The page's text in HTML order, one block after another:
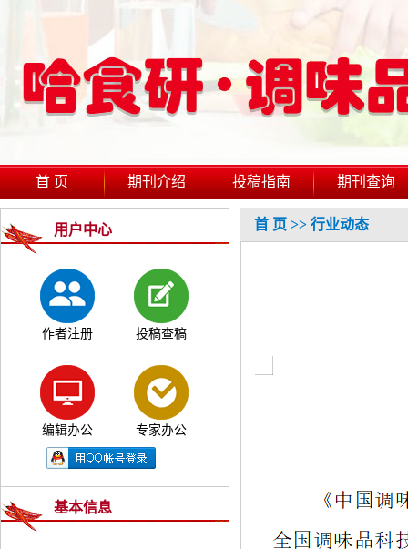
首 页 期刊介绍 投稿指南 期刊查询
首 页 >> 行业动态
用户中心
作者注册 投稿查稿
编辑办公 专家办公
基本信息